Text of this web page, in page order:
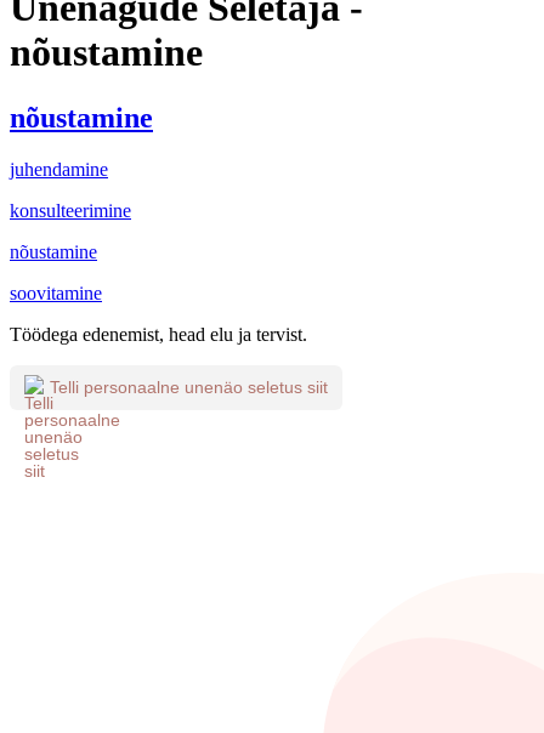
nõustamine
nõustamine
juhendamine
konsulteerimine
nõustamine
soovitamine
Töödega edenemist, head elu ja tervist.
Telli personaalne unenäo seletus siit